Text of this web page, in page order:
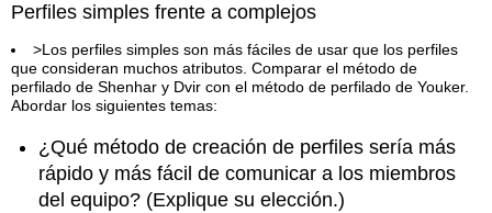
Perfiles simples frente a complejos
>Los perfiles simples son más fáciles de usar que los perfiles
que consideran muchos atributos. Comparar el método de
perfilado de Shenhar y Dvir con el método de perfilado de Youker.
Abordar los siguientes temas:
¿Qué método de creación de perfiles sería más
rápido y más fácil de comunicar a los miembros
del equipo? (Explique su elección.)